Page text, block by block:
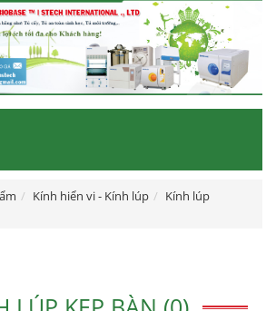
Kính hiển vi - Kính lúp
Kính lúp